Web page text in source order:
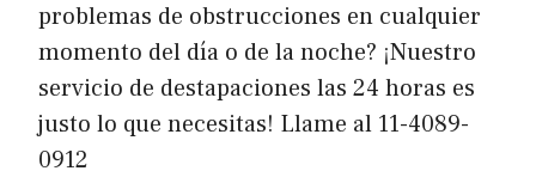
problemas de obstrucciones en cualquier
momento del día o de la noche? ¡Nuestro
servicio de destapaciones las 24 horas es
justo lo que necesitas! Llame al 11-4089-
0912